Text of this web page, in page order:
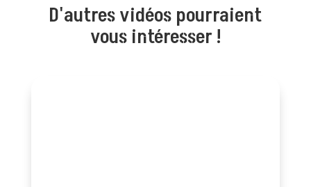
D'autres vidéos pourraient
vous intéresser !